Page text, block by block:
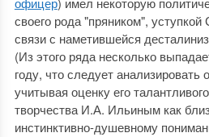
своего рода "пряником",
связи с наметившейся
(Из этого ряда несколько
году, что следует анализировать
учитывая оценку его
творчества И.А. Ильиным как
инстинктивно-душевному